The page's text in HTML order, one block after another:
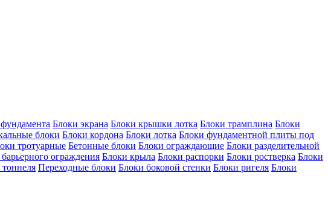
Блоки экрана Блоки крышки лотка Блоки трамплина Блоки
блоки Блоки кордона Блоки лотка Блоки фундаментной плиты под
тротуарные Бетонные блоки Блоки ограждающие Блоки разделительной
ограждения Блоки крыла Блоки распорки Блоки ростверка Блоки
Переходные блоки Блоки боковой стенки Блоки ригеля Блоки